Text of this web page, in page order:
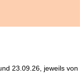
23.09.26, jeweils von